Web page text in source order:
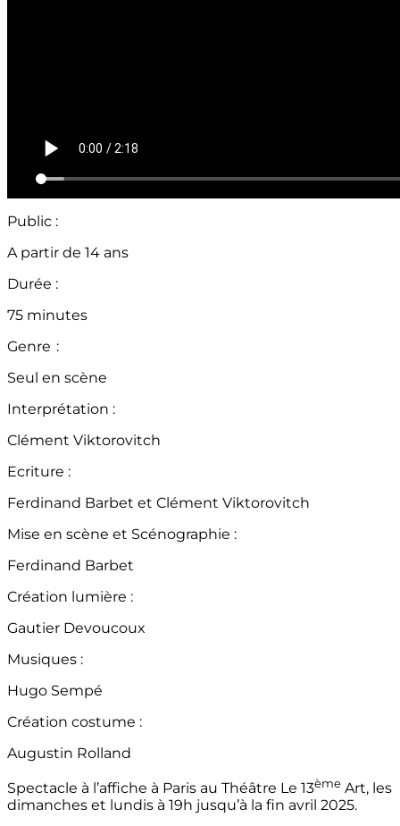
Public :
A partir de 14 ans
Durée :
75 minutes
Genre :
Seul en scène
Interprétation :
Clément Viktorovitch
Ecriture :
Ferdinand Barbet et Clément Viktorovitch
Mise en scène et Scénographie :
Ferdinand Barbet
Création lumière :
Gautier Devoucoux
Musiques :
Hugo Sempé
Création costume :
Augustin Rolland
Spectacle à l’affiche à Paris au Théâtre Le 13ème Art, les
dimanches et lundis à 19h jusqu’à la fin avril 2025.